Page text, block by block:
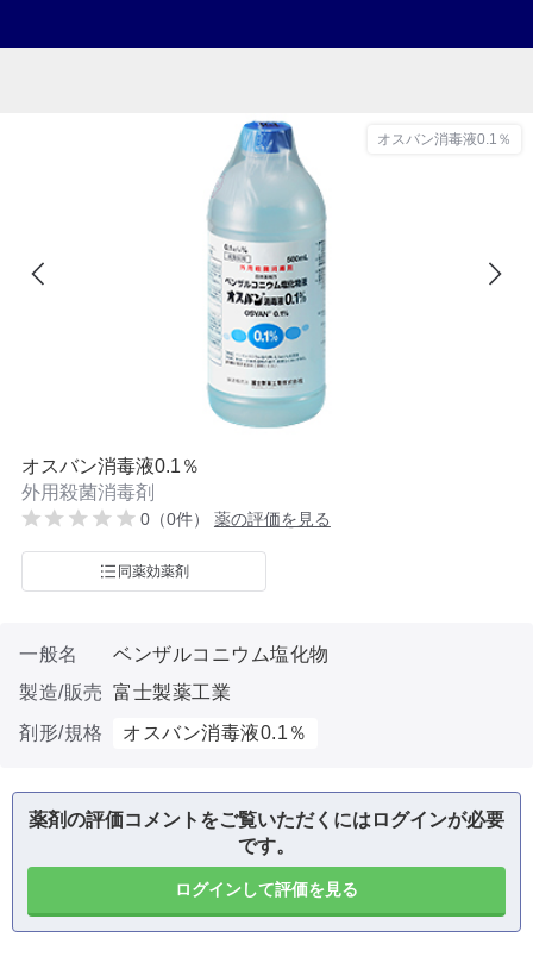
オスバン消毒液0.1％
オスバン消毒液0.1％
外用殺菌消毒剤
0（0件） 薬の評価を見る
同薬効薬剤
一般名
ベンザルコニウム塩化物
製造/販売 富士製薬工業
剤形/規格
オスバン消毒液0.1％
薬剤の評価コメントをご覧いただくにはログインが必要
です。
ログインして評価を見る